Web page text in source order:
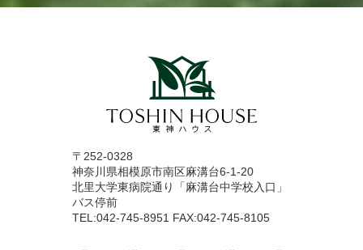
〒252-0328
神奈川県相模原市南区麻溝台6-1-20
北里大学東病院通り「麻溝台中学校入口」
バス停前
TEL:042-745-8951 FAX:042-745-8105